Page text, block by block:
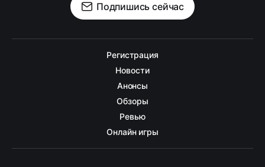
Подпишись сейчас
Регистрация
Новости
Анонсы
Обзоры
Ревью
Онлайн игры